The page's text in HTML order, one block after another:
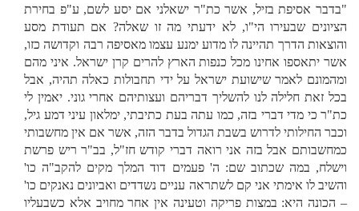
"בדבר אסיפת בזיל, אשר כת"ר ישאלני אם יסע לשם, ע"פ בחירת
הציונים שבעירו הי"ו, לא ידעתי מה זו שאלה? אם תעודת מסע
והוצאות הדרך תהיינה לו מדוע ימנע עצמו מאסיפה רבה וקדושה כזו,
אשר יתאספו אחינו מכל כנפות הארץ להרים קרן ישראל. איני מהם
ומהמונם לאמר שישועת ישראל על ידי תחבולות כאלה תהיה, אבל
בכל זאת חלילה לנו להשליך דבריהם ועצותיהם אחרי גוני. יאמין לי
כת"ר כי מדי דברי בזה, כמו עתה בעת כתיבתי, ימלאון עיני דמע גיל,
וכבר החילותי לדרוש בשבת הגדול בדבר הזה, אשר אם אין מחשבותי
כמחשבותם אבל בזה אני רואה דברי קודש חז"ל, בב"ר ריש פרשת
וישלח, במה שכתוב שם: ה' פעמים דוד המלך מקים להקב"ה כו'
והשיב לו אימתי אני קם לשתראה עניים נשדדים ואביונים נאנקים כו'
– הכונה היא: במצות פריקה וטעינה אין אחר מחויב אלא כשבעליו